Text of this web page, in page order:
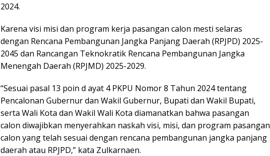
2024.
Karena visi misi dan program kerja pasangan calon mesti selaras
dengan Rencana Pembangunan Jangka Panjang Daerah (RPJPD) 2025-
2045 dan Rancangan Teknokratik Rencana Pembangunan Jangka
Menengah Daerah (RPJMD) 2025-2029.
“Sesuai pasal 13 poin d ayat 4 PKPU Nomor 8 Tahun 2024 tentang
Pencalonan Gubernur dan Wakil Gubernur, Bupati dan Wakil Bupati,
serta Wali Kota dan Wakil Wali Kota diamanatkan bahwa pasangan
calon diwajibkan menyerahkan naskah visi, misi, dan program pasangan
calon yang telah sesuai dengan rencana pembangunan jangka panjang
daerah atau RPJPD,” kata Zulkarnaen.